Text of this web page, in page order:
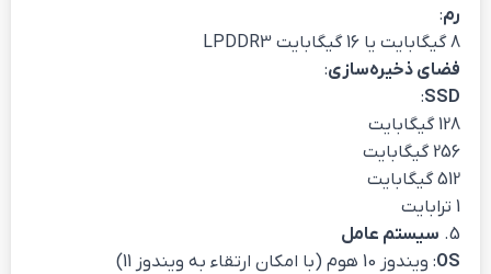
رم:
8 گیگابایت یا 16 گیگابایت LPDDR3
فضای ذخیره‌سازی:
SSD
:
128 گیگابایت
256 گیگابایت
512 گیگابایت
1 ترابایت
5. سیستم عامل
OS: ویندوز 10 هوم (با امکان ارتقاء به ویندوز 11)